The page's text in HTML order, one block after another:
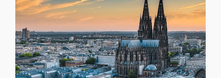
festhalten, obwohl sich die Rahmenbedingungen
längst verändert haben. Gleichzeitig werden
Umzüge manchmal überstürzt geplant, ohne die
tatsächlichen Auswirkungen ausreichend zu
analysieren.